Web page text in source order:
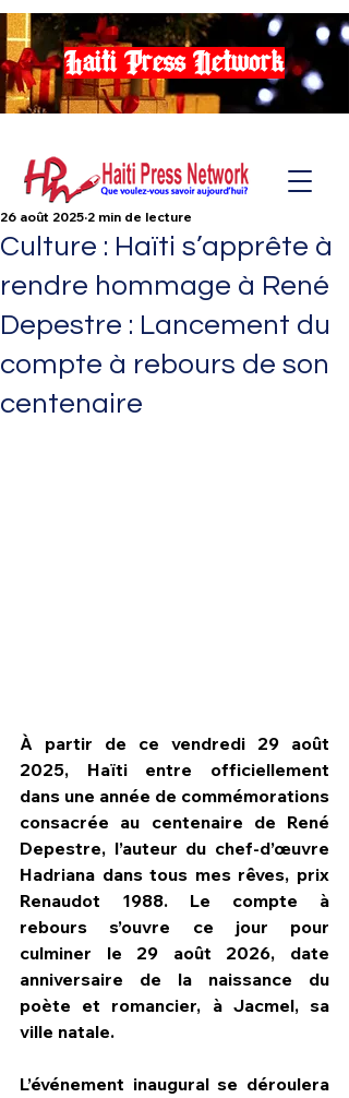
Haiti Press Network
HPN Live
Culture : Haïti s’apprête à
rendre hommage à René
Depestre : Lancement du
compte à rebours de son
centenaire
26 août 2025 2 min de lecture
À partir de ce vendredi 29 août
2025, Haïti entre officiellement
dans une année de commémorations
consacrée au centenaire de René
Depestre, l’auteur du chef-d’œuvre
Hadriana dans tous mes rêves, prix
Renaudot 1988. Le compte à
rebours s’ouvre ce jour pour
culminer le 29 août 2026, date
anniversaire de la naissance du
poète et romancier, à Jacmel, sa
ville natale.
L’événement inaugural se déroulera